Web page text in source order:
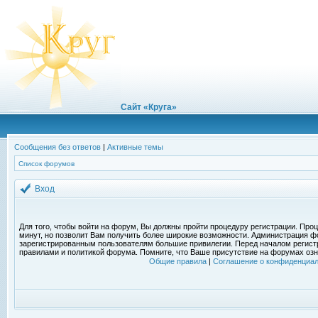
Сайт «Круга»
Сообщения без ответов | Активные темы
Список форумов
Вход
Для того, чтобы войти на форум, Вы должны пройти процедуру регистрации.
минут, но позволит Вам получить более широкие возможности. Администрация
зарегистрированным пользователям большие привилегии. Перед началом
правилами и политикой форума. Помните, что Ваше присутствие на форумах
Общие правила| Соглашение о